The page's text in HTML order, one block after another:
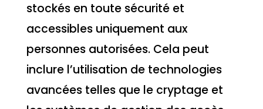
stockés en toute sécurité et
accessibles uniquement aux
personnes autorisées. Cela peut
inclure l’utilisation de technologies
avancées telles que le cryptage et